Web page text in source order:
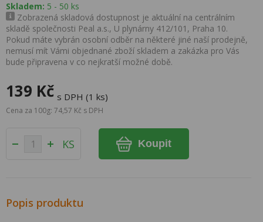
Skladem: 5 - 50 ks
Zobrazená skladová dostupnost je aktuální na centrálním
skladě společnosti Peal a.s., U plynárny 412/101, Praha 10.
Pokud máte vybrán osobní odběr na některé jiné naší prodejně,
nemusí mít Vámi objednané zboží skladem a zakázka pro Vás
bude připravena v co nejkratší možné době.
139 Kč s DPH (1 ks)
Cena za 100g: 74,57 Kč s DPH
KS Koupit
Popis produktu